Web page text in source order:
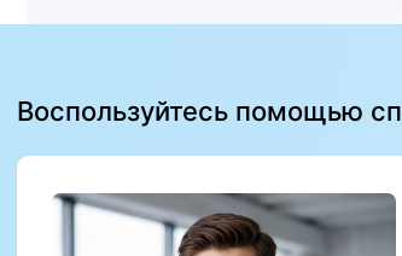
Воспользуйтесь помощью